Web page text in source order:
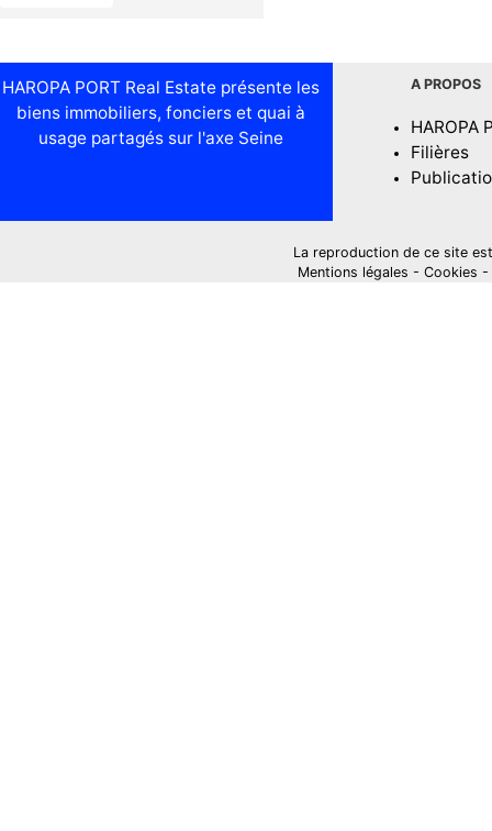
HAROPA PORT Real Estate présente les
biens immobiliers, fonciers et quai à
usage partagés sur l'axe Seine
A PROPOS
HAROPA
Filières
La reproduction de ce site
Mentions légales - Cookies -